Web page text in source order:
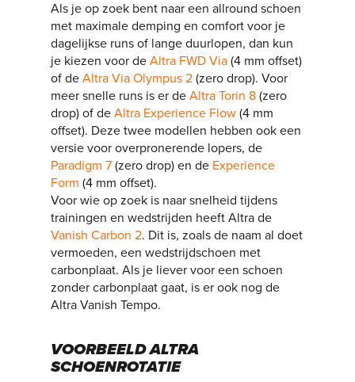
Als je op zoek bent naar een allround schoen
met maximale demping en comfort voor je
dagelijkse runs of lange duurlopen, dan kun
je kiezen voor deAltra FWD Via (4 mm offset)
of deAltra Via Olympus 2 (zero drop). Voor
meer snelle runs is er deAltra Torin 8 (zero
drop) of deAltra Experience Flow (4 mm
offset). Deze twee modellen hebben ook een
versie voor overpronerende lopers, de
Paradigm 7 (zero drop) en de Experience
Form (4 mm offset).
Voor wie op zoek is naar snelheid tijdens
trainingen en wedstrijden heeft Altra de
Vanish Carbon 2. Dit is, zoals de naam al doet
vermoeden, een wedstrijdschoen met
carbonplaat. Als je liever voor een schoen
zonder carbonplaat gaat, is er ook nog de
Altra Vanish Tempo.
VOORBEELD ALTRA
SCHOENROTATIE